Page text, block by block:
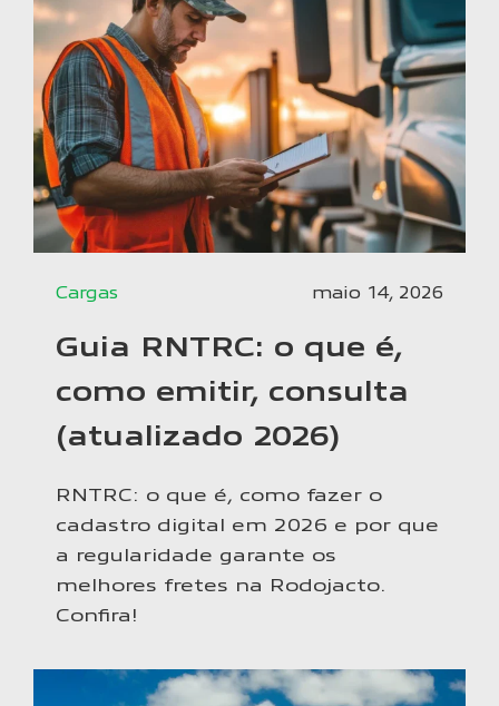
Cargas maio 14, 2026
Guia RNTRC: o que é,
como emitir, consulta
(atualizado 2026)
RNTRC: o que é, como fazer o
cadastro digital em 2026 e por que
a regularidade garante os
melhores fretes na Rodojacto.
Confira!